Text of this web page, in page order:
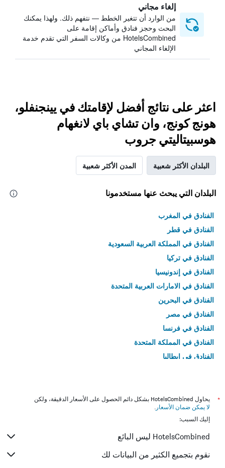
إلغاء مجاني
من الوارد أن تتغير الخطط — نتفهم ذلك. ولهذا يمكنك
البحث وحجز فنادق وأماكن إقامة على
HotelsCombined من وكالات السفر التي تقدم خدمة
الإلغاء المجاني
اعثر على نتائج أفضل لإقامتك في يينجنفلو،
هونج كونج، وان تشاي باي لانغهام
هوسبيتاليتي جروب
البلدان الأكثر شعبية المدن الأكثر شعبية
البلدان التي يبحث عنها مستخدمونا
الفنادق في المغرب
الفنادق في قطر
الفنادق في المملكة العربية السعودية
الفنادق في تركيا
الفنادق في إندونيسيا
الفنادق في الامارات العربية المتحدة
الفنادق في البحرين
الفنادق في مصر
الفنادق في فرنسا
الفنادق في المملكة المتحدة
الفنادق في إيطاليا
*
يحاول HotelsCombined بشكل دائم الحصول على الأسعار الدقيقة، ولكن
لا يمكن ضمان الأسعار .
إليك السبب:
HotelsCombined ليس البائع
نقوم بتجميع الكثير من البيانات لك